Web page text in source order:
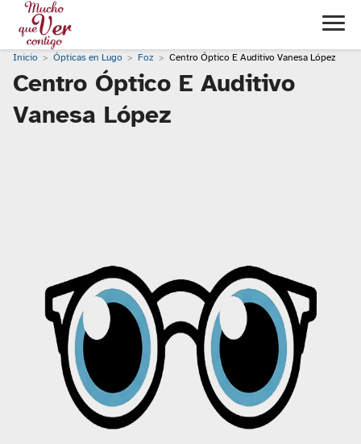
Inicio Ópticas en Lugo Foz Centro Óptico E Auditivo Vanesa López
Centro Óptico E Auditivo
Vanesa López